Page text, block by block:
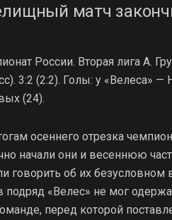
матч
России. Вторая лига А.
3:2 (2:2). Голы: у «Велеса»
(24).
осеннего отрезка
начали они и весеннюю
говорить об их
подряд «Велес» не мог
перед которой